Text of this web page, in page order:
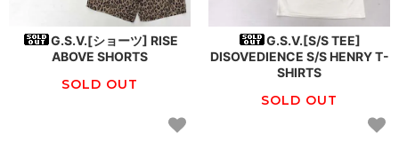
G.S.V.[ショーツ] RISE
ABOVE SHORTS
SOLD OUT
G.S.V.[S/S TEE]
DISOVEDIENCE S/S HENRY T-
SHIRTS
SOLD OUT